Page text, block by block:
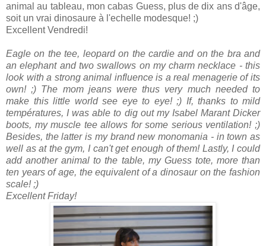
animal au tableau, mon cabas Guess, plus de dix ans d'âge,
soit un vrai dinosaure à l'echelle modesque! ;)
Excellent Vendredi!
Eagle on the tee, leopard on the cardie and on the bra and
an elephant and two swallows on my charm necklace - this
look with a strong animal influence is a real menagerie of its
own! ;) The mom jeans were thus very much needed to
make this little world see eye to eye! ;) If, thanks to mild
températures, I was able to dig out my Isabel Marant Dicker
boots, my muscle tee allows for some serious ventilation! ;)
Besides, the latter is my brand new monomania - in town as
well as at the gym, I can't get enough of them! Lastly, I could
add another animal to the table, my Guess tote, more than
ten years of age, the equivalent of a dinosaur on the fashion
scale! ;)
Excellent Friday!